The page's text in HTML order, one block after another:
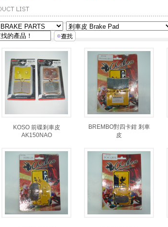
KOSO 前碟剎車皮
AK150NAO
BREMBO對四卡鉗 剎車
皮